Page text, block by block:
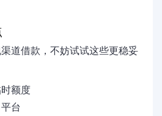
道借款，不妨试试这些更稳妥
额度
台